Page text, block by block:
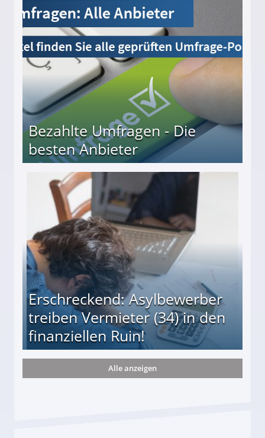
Bezahlte Umfragen - Die
besten Anbieter
Erschreckend: Asylbewerber
treiben Vermieter (34) in den
finanziellen Ruin!
(34) in den finanziellen Ruin!
Alle anzeigen